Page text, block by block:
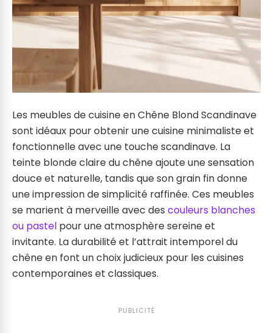
Les meubles de cuisine en Chêne Blond Scandinave
sont idéaux pour obtenir une cuisine minimaliste et
fonctionnelle avec une touche scandinave. La
teinte blonde claire du chêne ajoute une sensation
douce et naturelle, tandis que son grain fin donne
une impression de simplicité raffinée. Ces meubles
se marient à merveille avec des couleurs blanches
ou pastel pour une atmosphère sereine et
invitante. La durabilité et l’attrait intemporel du
chêne en font un choix judicieux pour les cuisines
contemporaines et classiques.
PUBLICITÉ